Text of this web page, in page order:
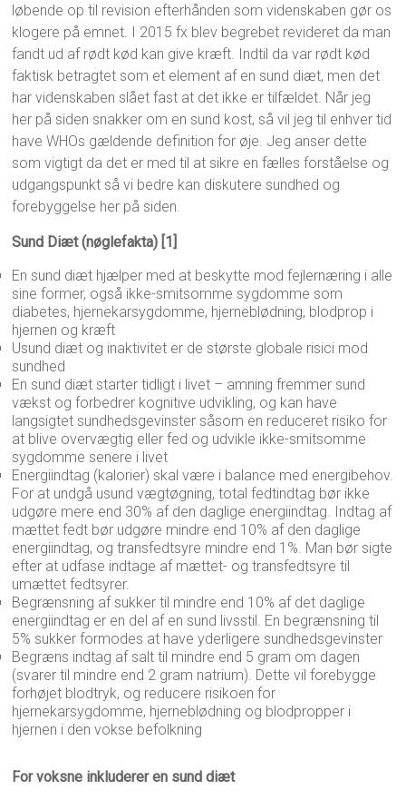
løbende op til revision efterhånden som videnskaben gør os
klogere på emnet. I 2015 fx blev begrebet revideret da man
fandt ud af rødt kød kan give kræft. Indtil da var rødt kød
faktisk betragtet som et element af en sund diæt, men det
har videnskaben slået fast at det ikke er tilfældet. Når jeg
her på siden snakker om en sund kost, så vil jeg til enhver tid
have WHOs gældende definition for øje. Jeg anser dette
som vigtigt da det er med til at sikre en fælles forståelse og
udgangspunkt så vi bedre kan diskutere sundhed og
forebyggelse her på siden.
Sund Diæt (nøglefakta) [1]
En sund diæt hjælper med at beskytte mod fejlernæring i alle
sine former, også ikke-smitsomme sygdomme som
diabetes, hjernekarsygdomme, hjerneblødning, blodprop i
hjernen og kræft
Usund diæt og inaktivitet er de største globale risici mod
sundhed
En sund diæt starter tidligt i livet – amning fremmer sund
vækst og forbedrer kognitive udvikling, og kan have
langsigtet sundhedsgevinster såsom en reduceret risiko for
at blive overvægtig eller fed og udvikle ikke-smitsomme
sygdomme senere i livet
Energiindtag (kalorier) skal være i balance med energibehov.
For at undgå usund vægtøgning, total fedtindtag bør ikke
udgøre mere end 30% af den daglige energiindtag. Indtag af
mættet fedt bør udgøre mindre end 10% af den daglige
energiindtag, og transfedtsyre mindre end 1%. Man bør sigte
efter at udfase indtage af mættet- og transfedtsyre til
umættet fedtsyrer.
Begrænsning af sukker til mindre end 10% af det daglige
energiindtag er en del af en sund livsstil. En begrænsning til
5% sukker formodes at have yderligere sundhedsgevinster
Begræns indtag af salt til mindre end 5 gram om dagen
(svarer til mindre end 2 gram natrium). Dette vil forebygge
forhøjet blodtryk, og reducere risikoen for
hjernekarsygdomme, hjerneblødning og blodpropper i
hjernen i den vokse befolkning
For voksne inkluderer en sund diæt